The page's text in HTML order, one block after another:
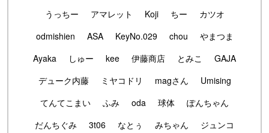
うっちー アマレット Koji ちー
カツオ
odmishien
ASA KeyNo.029 chou
やまつま
Ayaka
しゅー kee 伊藤商店 とみこ
GAJA
デューク内藤
ミヤコドリ magさん
Umising
てんてこまい
ふみ oda 球体
ぽんちゃん
だんちぐみ
3t06 なとぅ みちゃん
ジュンコ